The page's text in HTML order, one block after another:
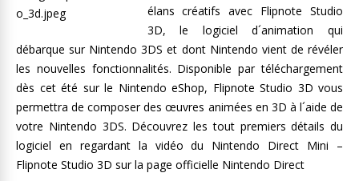
élans créatifs avec Flipnote Studio
3D, le logiciel d´animation qui
débarque sur Nintendo 3DS et dont Nintendo vient de révéler
les nouvelles fonctionnalités. Disponible par téléchargement
dès cet été sur le Nintendo eShop, Flipnote Studio 3D vous
permettra de composer des œuvres animées en 3D à l´aide de
votre Nintendo 3DS. Découvrez les tout premiers détails du
logiciel en regardant la vidéo du Nintendo Direct Mini –
Flipnote Studio 3D sur la page officielle Nintendo Direct